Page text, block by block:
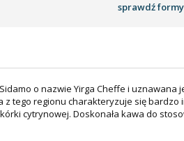
sprawdź
o nazwie Yirga Cheffe i
tego regionu charakteryzuje się
cytrynowej. Doskonała kawa do